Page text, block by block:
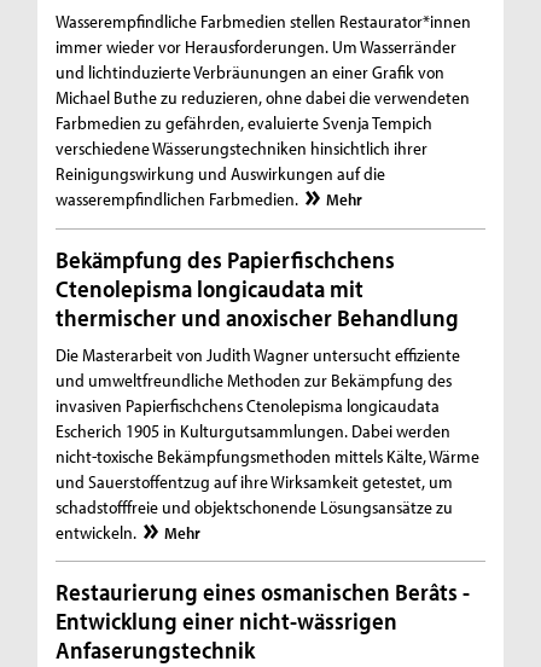
Wasserempfindliche Farbmedien stellen Restaurator*innen
immer wieder vor Herausforderungen. Um Wasserränder
und lichtinduzierte Verbräunungen an einer Grafik von
Michael Buthe zu reduzieren, ohne dabei die verwendeten
Farbmedien zu gefährden, evaluierte Svenja Tempich
verschiedene Wässerungstechniken hinsichtlich ihrer
Reinigungswirkung und Auswirkungen auf die
wasserempfindlichen Farbmedien.
Mehr
Bekämpfung des Papierfischchens
Ctenolepisma longicaudata mit
thermischer und anoxischer Behandlung
Die Masterarbeit von Judith Wagner untersucht effiziente
und umweltfreundliche Methoden zur Bekämpfung des
invasiven Papierfischchens Ctenolepisma longicaudata
Escherich 1905 in Kulturgutsammlungen. Dabei werden
nicht-toxische Bekämpfungsmethoden mittels Kälte, Wärme
und Sauerstoffentzug auf ihre Wirksamkeit getestet, um
schadstofffreie und objektschonende Lösungsansätze zu
entwickeln.
Mehr
Restaurierung eines osmanischen Berâts -
Entwicklung einer nicht-wässrigen
Anfaserungstechnik